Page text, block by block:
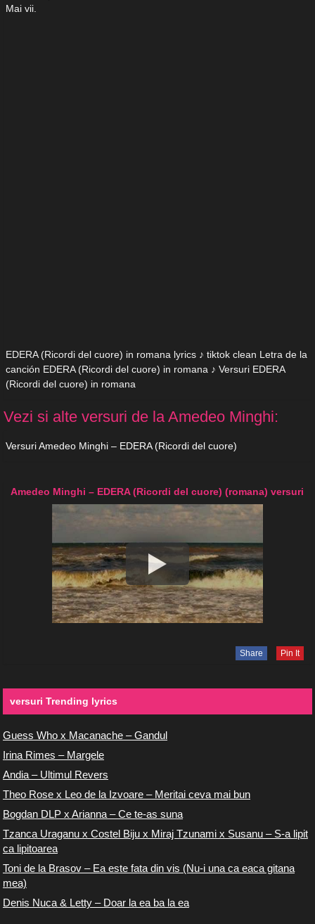
Mai vii.
EDERA (Ricordi del cuore) in romana lyrics ♪ tiktok clean Letra de la
canción EDERA (Ricordi del cuore) in romana ♪ Versuri EDERA
(Ricordi del cuore) in romana
Vezi si alte versuri de la Amedeo Minghi:
Versuri Amedeo Minghi – EDERA (Ricordi del cuore)
Amedeo Minghi – EDERA (Ricordi del cuore) (romana) versuri
Share Pin It
versuri Trending lyrics
Guess Who x Macanache – Gandul
Irina Rimes – Margele
Andia – Ultimul Revers
Theo Rose x Leo de la Izvoare – Meritai ceva mai bun
Bogdan DLP x Arianna – Ce te-as suna
Tzanca Uraganu x Costel Biju x Miraj Tzunami x Susanu – S-a lipit
ca lipitoarea
Toni de la Brasov – Ea este fata din vis (Nu-i una ca eaca gitana
mea)
Denis Nuca & Letty – Doar la ea ba la ea